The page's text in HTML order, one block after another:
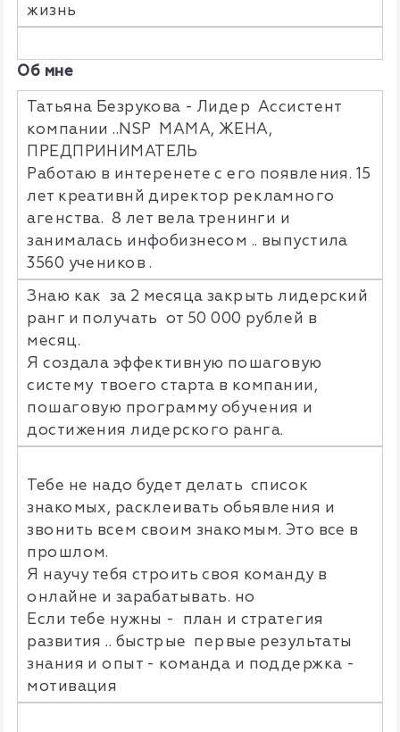
жизнь
Об мне
Татьяна Безрукова - Лидер Ассистент
компании ..NSP МАМА, ЖЕНА,
ПРЕДПРИНИМАТЕЛЬ
Работаю в интеренете с его появления. 15
лет креативнй директор рекламного
агенства. 8 лет вела тренинги и
занималась инфобизнесом .. выпустила
3560 учеников .
Знаю как за 2 месяца закрыть лидерский
ранг и получать от 50 000 рублей в
месяц.
Я создала эффективную пошаговую
систему твоего старта в компании,
пошаговую программу обучения и
достижения лидерского ранга.
Тебе не надо будет делать список
знакомых, расклеивать обьявления и
звонить всем своим знакомым. Это все в
прошлом.
Я научу тебя строить своя команду в
онлайне и зарабатывать. но
Если тебе нужны - план и стратегия
развития .. быстрые первые результаты
знания и опыт - команда и поддержка -
мотивация